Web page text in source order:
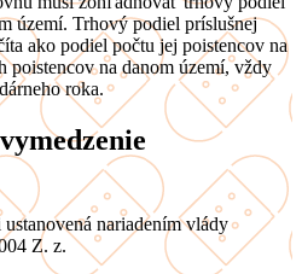
území. Trhový podiel príslušnej
ako podiel počtu jej poistencov na
poistencov na danom území, vždy
roka.
nariadením vlády
Z. z.